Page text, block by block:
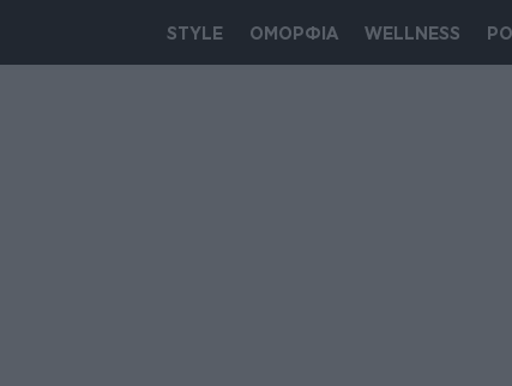
STYLE ΟΜΟΡΦΙΑ WELLNESS